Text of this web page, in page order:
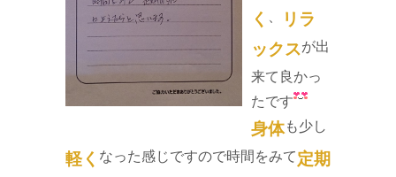
く
リラ
ックスが出
来て良かっ
たです
身体も少し
軽く なった感じですので時間をみて定期